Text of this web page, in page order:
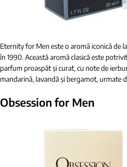
Eternity for Men este o aromă iconică de
în 1990. Această aromă clasică este
parfum proaspăt și curat, cu note de
mandarină, lavandă și bergamot, urmate
Obsession for Men